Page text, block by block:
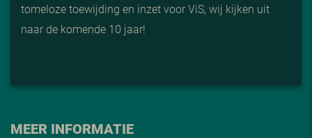
tomeloze toewijding en inzet voor ViS, wij kijken uit
naar de komende 10 jaar!
MEER INFORMATIE